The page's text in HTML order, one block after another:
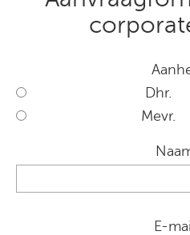
Dhr.
Mevr.
E-